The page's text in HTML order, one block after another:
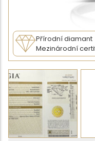
Přírodní diamant
Mezinárodní